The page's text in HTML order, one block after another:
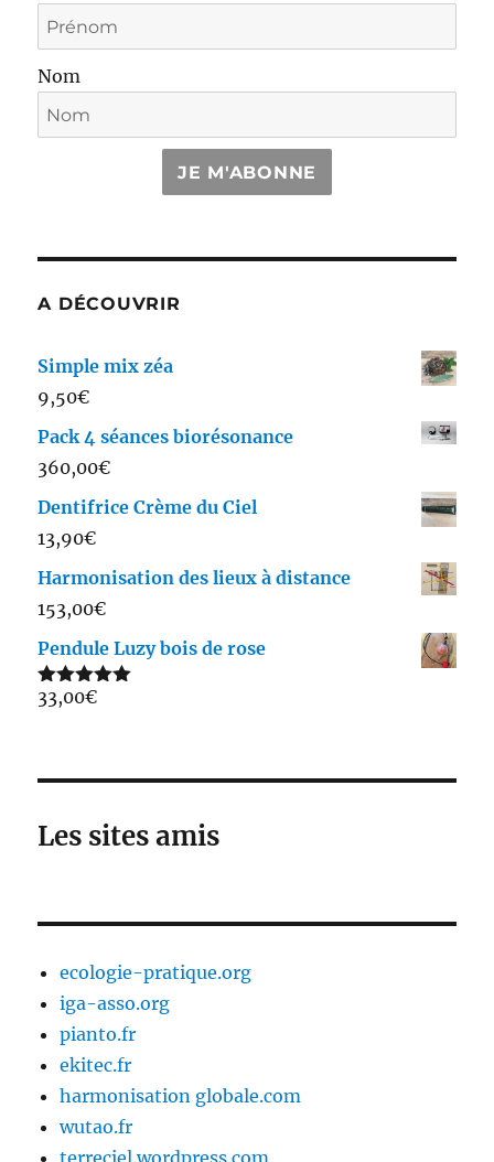
Nom
JE M'ABONNE
A DÉCOUVRIR
Simple mix zéa
9,50€
Pack 4 séances biorésonance
360,00€
Dentifrice Crème du Ciel
13,90€
Harmonisation des lieux à distance
153,00€
Pendule Luzy bois de rose
Note5.00
33,00€
Les sites amis
ecologie-pratique.org
iga-asso.org
pianto.fr
ekitec.fr
harmonisation globale.com
wutao.fr
terreciel.wordpress.com